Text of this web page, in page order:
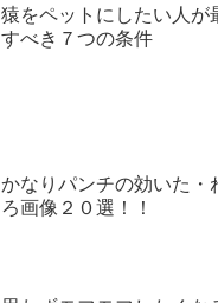
猿をペットにしたい人が
すべき７つの条件
かなりパンチの効いた・
ろ画像２０選！！